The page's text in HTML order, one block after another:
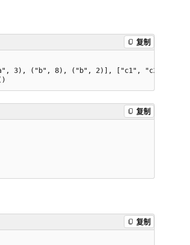
复制
3), ("b", 8), ("b", 2)], ["c1", "c2"])
复制
复制